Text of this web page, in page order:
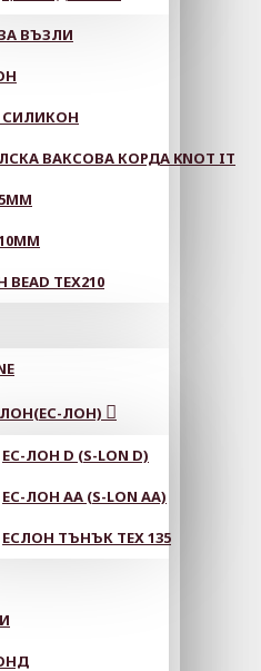
ВЪЗЛИ
СИЛИКОН
ВАКСОВА КОРДА KNOT IT
TEX210
ЛОН)
ЕС-ЛОН D (S-LON D)
ЕС-ЛОН АА (S-LON AA)
ЕСЛОН ТЪНЪК TEX 135